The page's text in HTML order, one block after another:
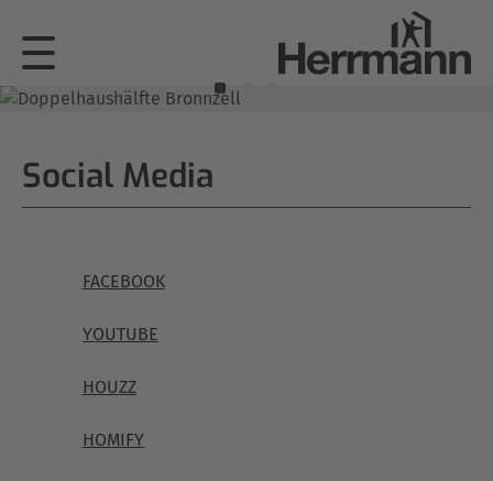
Social Media
FACEBOOK
YOUTUBE
HOUZZ
HOMIFY